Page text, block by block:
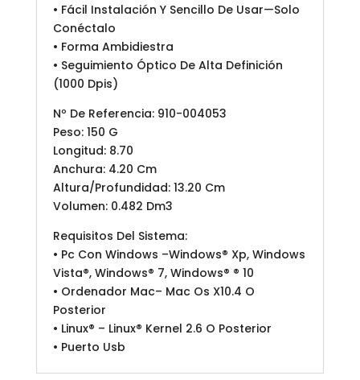
• Fácil Instalación Y Sencillo De Usar—Solo
Conéctalo
• Forma Ambidiestra
• Seguimiento Óptico De Alta Definición
(1000 Dpis)
Nº De Referencia: 910-004053
Peso: 150 G
Longitud: 8.70
Anchura: 4.20 Cm
Altura/Profundidad: 13.20 Cm
Volumen: 0.482 Dm3
Requisitos Del Sistema:
• Pc Con Windows –Windows® Xp, Windows
Vista®, Windows® 7, Windows® ® 10
• Ordenador Mac– Mac Os X10.4 O
Posterior
• Linux® – Linux® Kernel 2.6 O Posterior
• Puerto Usb